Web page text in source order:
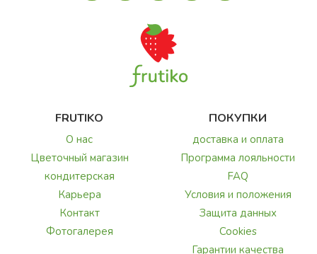
FRUTIKO
О нас
Цветочный магазин
кондитерская
Карьера
Контакт
Фотогалерея
ПОКУПКИ
доставка и оплата
Программа лояльности
FAQ
Условия и положения
Защита данных
Cookies
Гарантии качества